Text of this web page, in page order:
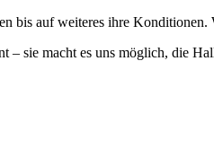
bis auf weiteres ihre
– sie macht es uns möglich, die